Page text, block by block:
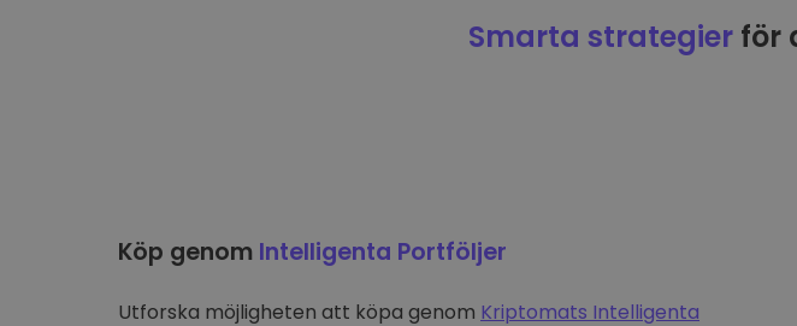
Smarta strategier för
Köp genom Intelligenta Portföljer
Utforska möjligheten att köpa genom Kriptomats Intelligenta